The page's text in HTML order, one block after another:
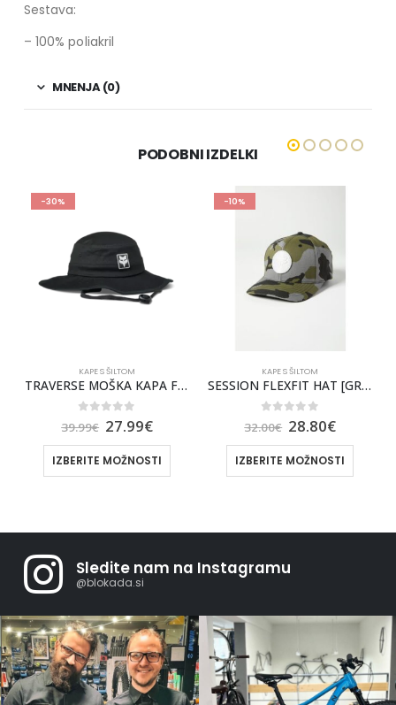
Sestava:
– 100% poliakril
MNENJA (0)
PODOBNI IZDELKI
-30%
KAPE S ŠILTOM
TRAVERSE MOŠKA KAPA FOX [BLK]
out of 5
39.99€ 27.99€
IZBERITE MOŽNOSTI
-10%
KAPE S ŠILTOM
SESSION FLEXFIT HAT [GRN CAM]
out of 5
32.00€ 28.80€
IZBERITE MOŽNOSTI
Sledite nam na Instagramu
@blokada.si